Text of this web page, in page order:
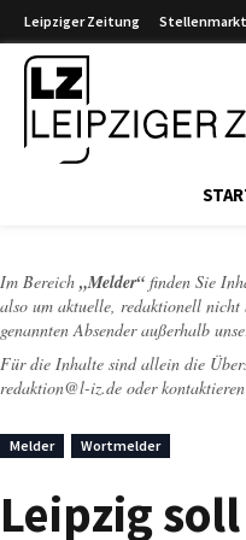
Leipziger Zeitung Stellenmarkt
Im Bereich „Melder“ finden Sie
also um aktuelle, redaktionell
genannten Absender außerhalb
Für die Inhalte sind allein die
redaktion@l-iz.de oder
Melder Wortmelder
Leipzig